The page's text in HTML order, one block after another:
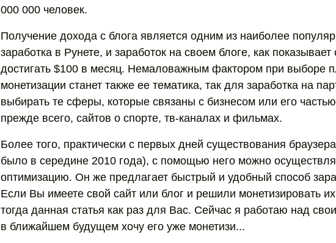
000 000 человек.
Получение дохода с блога является одним из наиболее
заработка в Рунете, и заработок на своем блоге, как показывает
достигать $100 в месяц. Немаловажным фактором при выборе
монетизации станет также ее тематика, так для заработка на
выбирать те сферы, которые связаны с бизнесом или его
прежде всего, сайтов о спорте, тв-каналах и фильмах.
Более того, практически с первых дней существования
было в середине 2010 года), с помощью него можно
оптимизацию. Он же предлагает быстрый и удобный способ
Если Вы имеете свой сайт или блог и решили монетизировать
тогда данная статья как раз для Вас. Сейчас я работаю над
в ближайшем будущем хочу его уже монетизи...